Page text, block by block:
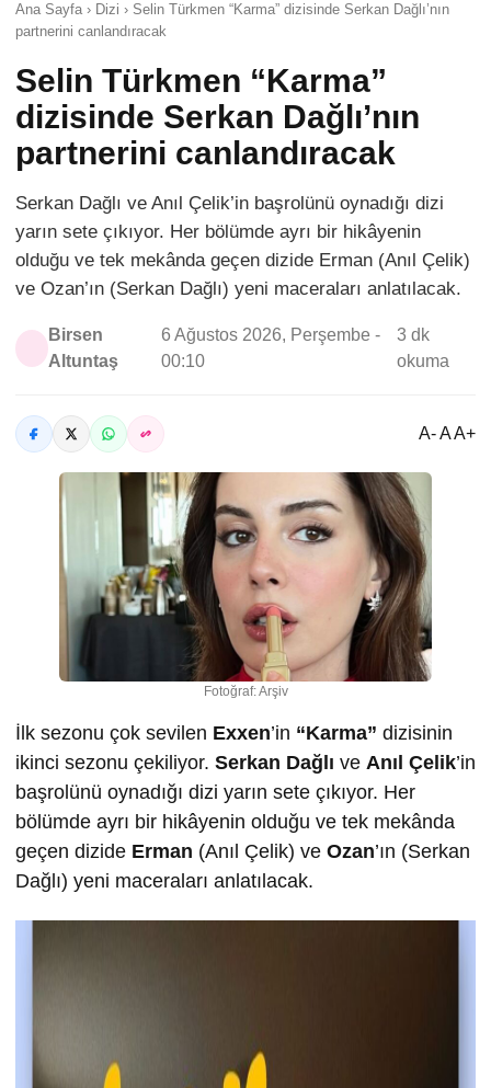
Ana Sayfa › Dizi › Selin Türkmen “Karma” dizisinde Serkan Dağlı’nın
partnerini canlandıracak
Selin Türkmen “Karma”
dizisinde Serkan Dağlı’nın
partnerini canlandıracak
Serkan Dağlı ve Anıl Çelik’in başrolünü oynadığı dizi
yarın sete çıkıyor. Her bölümde ayrı bir hikâyenin
olduğu ve tek mekânda geçen dizide Erman (Anıl Çelik)
ve Ozan’ın (Serkan Dağlı) yeni maceraları anlatılacak.
Birsen
Altuntaş
6 Ağustos 2026, Perşembe -
00:10
3 dk
okuma
A- A A+
Fotoğraf: Arşiv
İlk sezonu çok sevilen Exxen’in “Karma” dizisinin
ikinci sezonu çekiliyor. Serkan Dağlı ve Anıl Çelik’in
başrolünü oynadığı dizi yarın sete çıkıyor. Her
bölümde ayrı bir hikâyenin olduğu ve tek mekânda
geçen dizide Erman (Anıl Çelik) ve Ozan’ın (Serkan
Dağlı) yeni maceraları anlatılacak.